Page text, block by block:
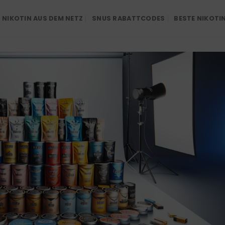
NIKOTIN AUS DEM NETZ SNUS RABATTCODES BESTE